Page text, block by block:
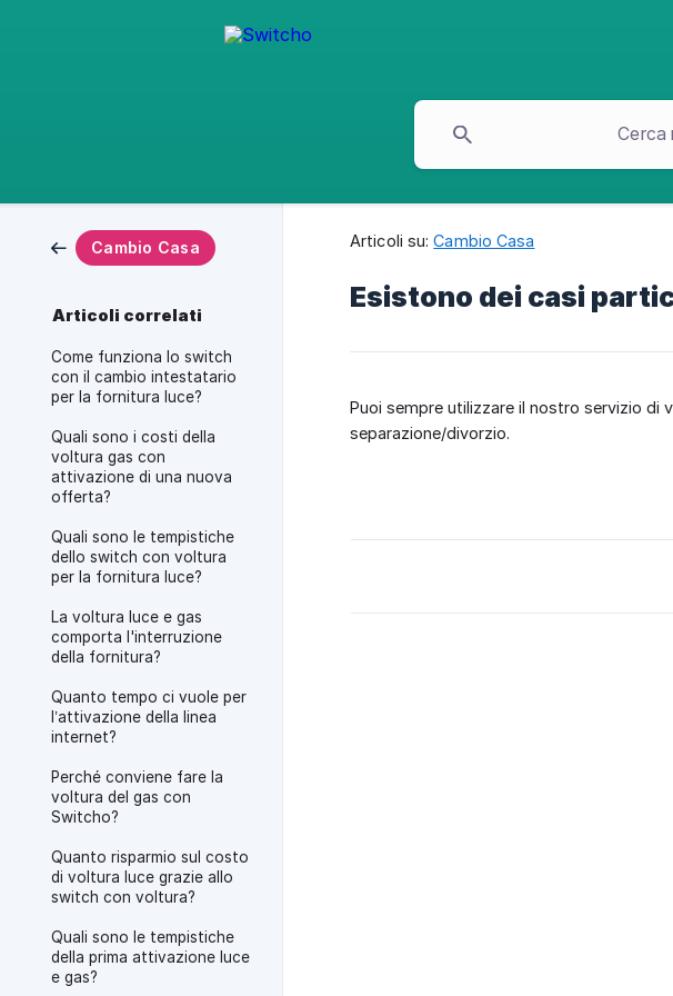
Cambio Casa
Articoli correlati
Come funziona lo switch
con il cambio intestatario
per la fornitura luce?
Quali sono i costi della
voltura gas con
attivazione di una nuova
offerta?
Quali sono le tempistiche
dello switch con voltura
per la fornitura luce?
La voltura luce e gas
comporta l'interruzione
della fornitura?
Quanto tempo ci vuole per
l’attivazione della linea
internet?
Perché conviene fare la
voltura del gas con
Switcho?
Quanto risparmio sul costo
di voltura luce grazie allo
switch con voltura?
Quali sono le tempistiche
della prima attivazione luce
e gas?
Articoli su: Cambio Casa
Esistono dei casi
Puoi sempre utilizzare il nostro servizio di
separazione/divorzio.